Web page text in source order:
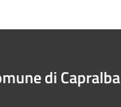
di Capralba